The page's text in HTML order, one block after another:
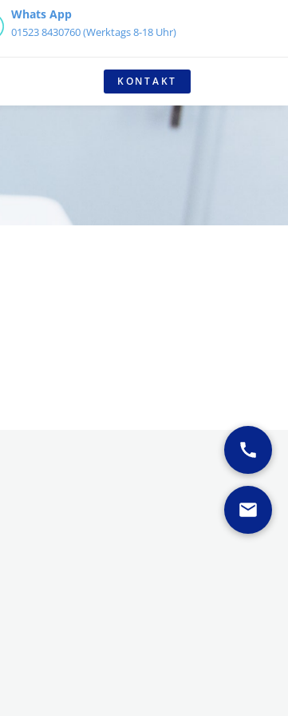
Whats App
01523 8430760 (Werktags 8-18 Uhr)
KONTAKT